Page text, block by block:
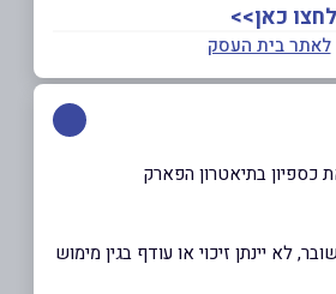
כאן>>
לאתר בית העסק
בתיאטרון הפארק
לא יינתן זיכוי או עודף בגין מימוש